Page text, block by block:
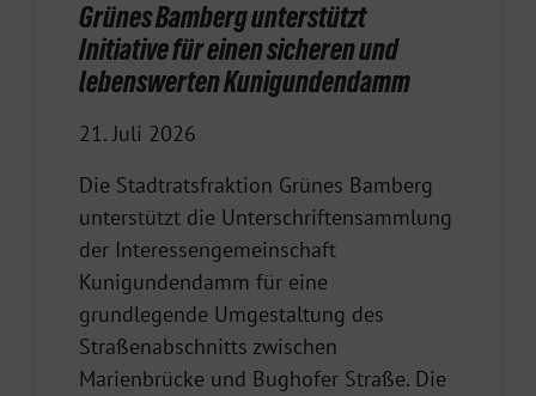
Grünes Bamberg unterstützt
Initiative für einen sicheren und
lebenswerten Kunigundendamm
21. Juli 2026
Die Stadtratsfraktion Grünes Bamberg
unterstützt die Unterschriftensammlung
der Interessengemeinschaft
Kunigundendamm für eine
grundlegende Umgestaltung des
Straßenabschnitts zwischen
Marienbrücke und Bughofer Straße. Die